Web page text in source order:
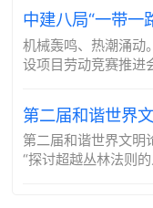
机械轰鸣、热潮涌动
设项目劳动竞赛推进
第二届和谐世界
第二届和谐世界文明
“探讨超越丛林法则